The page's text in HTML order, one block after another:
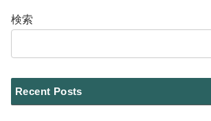
検索
Recent Posts